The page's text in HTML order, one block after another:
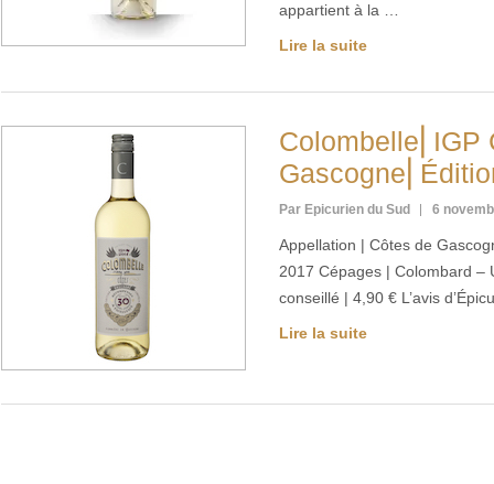
appartient à la …
Lire la suite
Colombelle⎢IGP
Par Epicurien du Sud 6
Appellation | Côtes de
2017 Cépages | Colombard –
conseillé | 4,90 € L’avis
Lire la suite